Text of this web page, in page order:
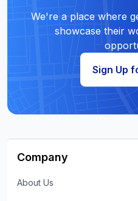
We're a place where
showcase their
Sign Up
Company
About Us